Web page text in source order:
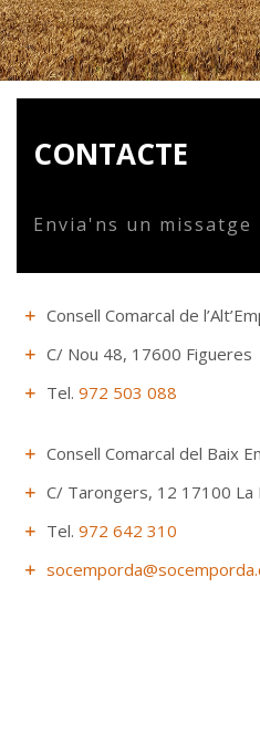
CONTACTE
Envia'ns un
Consell Comarcal de
C/ Nou 48, 17600 Figueres
Tel.972 503 088
Consell Comarcal del Baix
C/ Tarongers, 12 17100 La
Tel.972 642 310